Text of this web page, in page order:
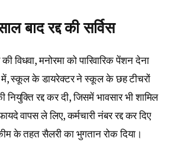
बाद रद्द की सर्विस
की विधवा, मनोरमा को पारिवारिक पेंशन देना
स्कूल के डायरेक्टर ने स्कूल के छह टीचरों
रद्द कर दी, जिसमें भावसार भी शामिल
वापस ले लिए, कर्मचारी नंबर रद्द कर दिए
के तहत सैलरी का भुगतान रोक दिया।